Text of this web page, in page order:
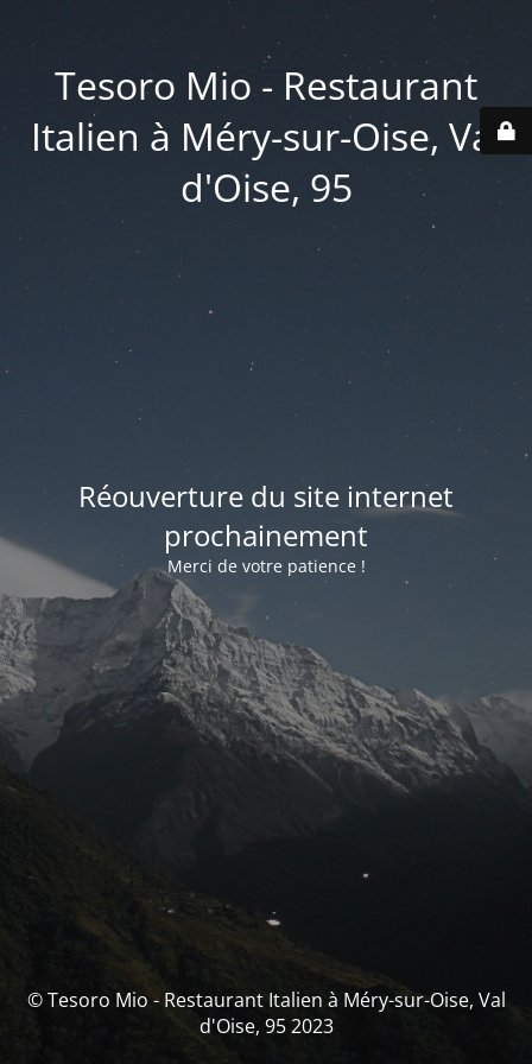
Tesoro Mio - Restaurant
Italien à Méry-sur-Oise, Val
d'Oise, 95
Réouverture du site internet
prochainement
Merci de votre patience !
© Tesoro Mio - Restaurant Italien à Méry-sur-Oise, Val
d'Oise, 95 2023